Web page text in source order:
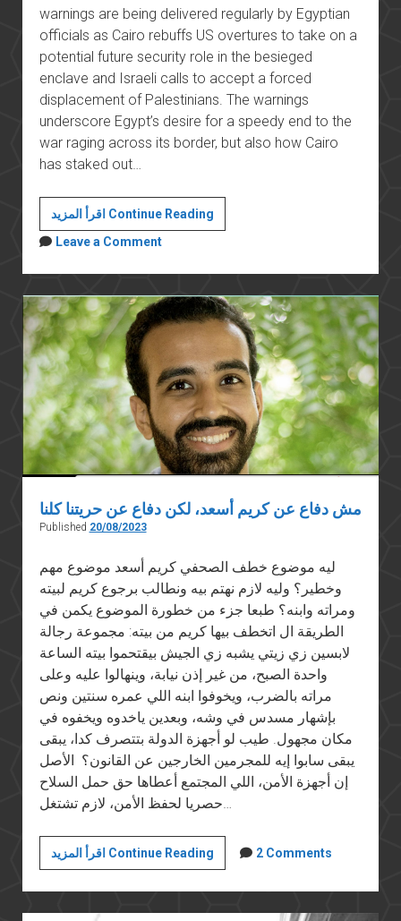
warnings are being delivered regularly by Egyptian
officials as Cairo rebuffs US overtures to take on a
potential future security role in the besieged
enclave and Israeli calls to accept a forced
displacement of Palestinians. The warnings
underscore Egypt’s desire for a speedy end to the
war raging across its border, but also how Cairo
has staked out…
اقرأ المزيد Continue ReadingIsrael-
Palestine
Riled
by
Israel’s
Gaza
plans,
Egypt
pushes
back
Leave a Comment
مش دفاع عن كريم أسعد، لكن دفاع عن حريتنا كلنا
Published 20/08/2023
ليه موضوع خطف الصحفي كريم أسعد موضوع مهم
وخطير؟ وليه لازم نهتم بيه ونطالب برجوع كريم لبيته
ومراته وابنه؟ طبعا جزء من خطورة الموضوع يكمن في
الطريقة ال اتخطف بيها كريم من بيته: مجموعة رجالة
لابسين زي زيتي يشبه زي الجيش بيقتحموا بيته الساعة
واحدة الصبح، من غير إذن نيابة، وينهالوا عليه وعلى
مراته بالضرب، ويخوفوا ابنه اللي عمره سنتين ونص
بإشهار مسدس في وشه، وبعدين ياخدوه ويخفوه في
مكان مجهول. طيب لو أجهزة الدولة بتتصرف كدا، يبقى
يبقى سابوا إيه للمجرمين الخارجين عن القانون؟ الأصل
إن أجهزة الأمن، اللي المجتمع أعطاها حق حمل السلاح
حصريا لحفظ الأمن، لازم تشتغل…
اقرأ المزيد Continue Readingمش
دفاع
عن
كريم
2 Comments